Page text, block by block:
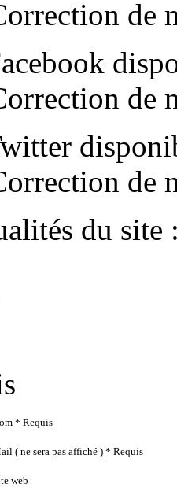
de
de
de
du
* Requis
( ne sera pas affiché ) * Requis
web